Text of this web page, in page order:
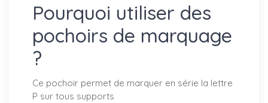
Pourquoi utiliser des
pochoirs de marquage
?
Ce pochoir permet de marquer en série la lettre
P sur tous supports